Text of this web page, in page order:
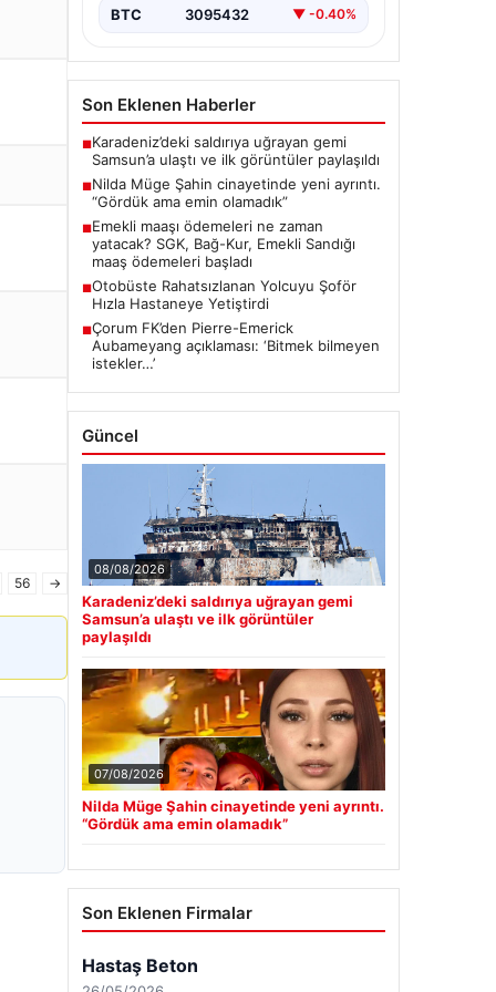
56 →
BTC 3095432 ▼ -0.40%
Son Eklenen Haberler
■Karadeniz’deki saldırıya uğrayan gemi
Samsun’a ulaştı ve ilk görüntüler paylaşıldı
■Nilda Müge Şahin cinayetinde yeni ayrıntı.
“Gördük ama emin olamadık”
■Emekli maaşı ödemeleri ne zaman
yatacak? SGK, Bağ-Kur, Emekli Sandığı
maaş ödemeleri başladı
■Otobüste Rahatsızlanan Yolcuyu Şoför
Hızla Hastaneye Yetiştirdi
■Çorum FK’den Pierre-Emerick
Aubameyang açıklaması: ‘Bitmek bilmeyen
istekler…’
Güncel
08/08/2026
Karadeniz’deki saldırıya uğrayan gemi
Samsun’a ulaştı ve ilk görüntüler
paylaşıldı
07/08/2026
Nilda Müge Şahin cinayetinde yeni ayrıntı.
“Gördük ama emin olamadık”
Son Eklenen Firmalar
Hastaş Beton